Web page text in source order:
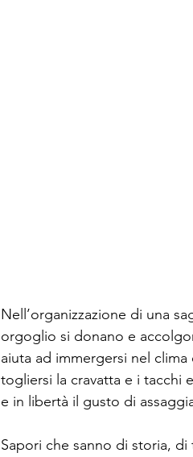
Nell’organizzazione di una
orgoglio si donano e
aiuta ad immergersi nel
togliersi la cravatta e i tacchi
e in libertà il gusto di
Sapori che sanno di storia,